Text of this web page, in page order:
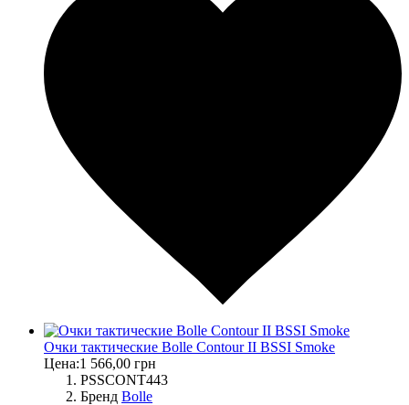
Очки тактические Bolle Contour II BSSI Smoke
Цена:1 566,00 грн
PSSCONT443
Бренд Bolle